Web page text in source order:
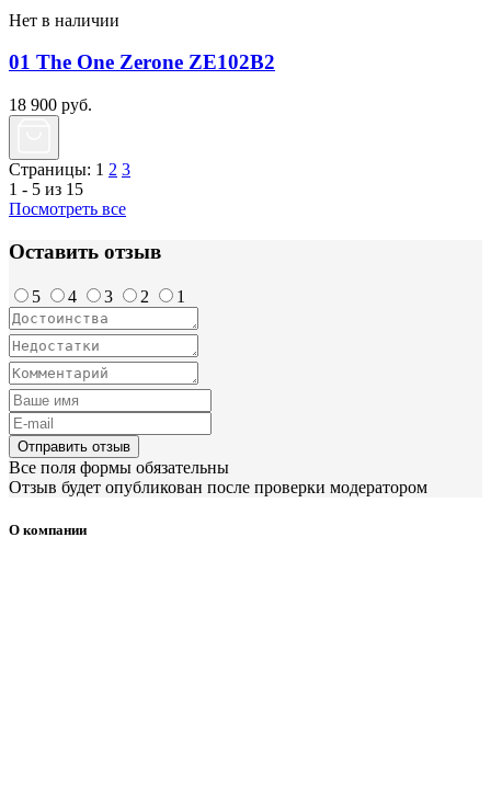
Нет в наличии
01 The One Zerone ZE102B2
18 900 руб.
Страницы: 1 2 3
1 - 5 из 15
Посмотреть все
Оставить отзыв
5 4 3 2 1
Отправить отзыв
Все поля формы обязательны
Отзыв будет опубликован после проверки модератором
О компании